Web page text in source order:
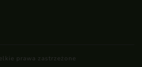
prawa zastrzeżone